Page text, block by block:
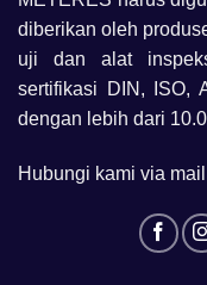
diberikan oleh
uji dan alat
sertifikasi DIN, ISO,
dengan lebih dari
Hubungi kami via